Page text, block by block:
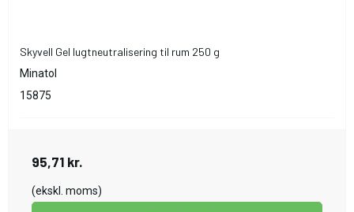
Skyvell Gel lugtneutralisering til rum 250 g
Minatol
15875
95,71 kr.
(ekskl. moms)